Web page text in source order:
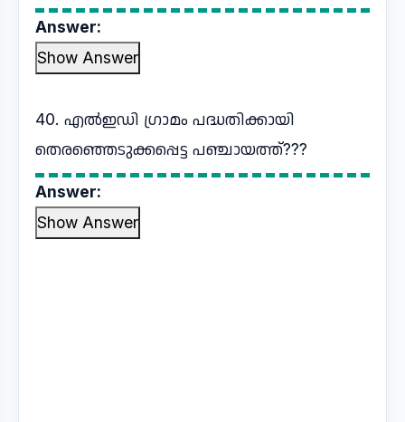
Answer:
Show Answer
40. എൽഇഡി ഗ്രാമം പദ്ധതിക്കായി
തെരഞ്ഞെടുക്കപ്പെട്ട പഞ്ചായത്ത്???
Answer:
Show Answer